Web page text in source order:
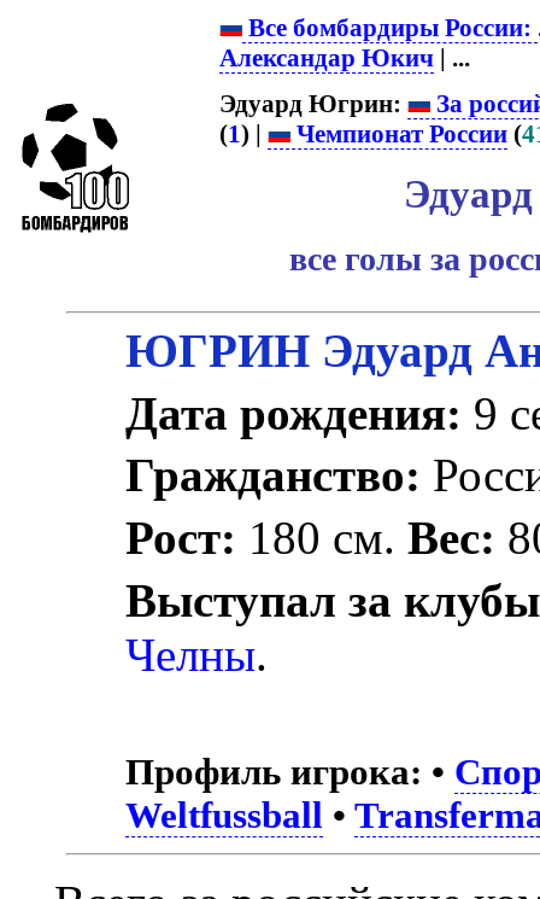
Все бомбардиры России:
Александар Юкич | ...
Эдуард Югрин:
За
(1) | Чемпионат России (
все голы за
ЮГРИН Эдуард
Дата рождения: 9
Гражданство:
Рост: 180 см.Вес:
Выступал за
Челны.
Профиль игрока: •
Weltfussball •